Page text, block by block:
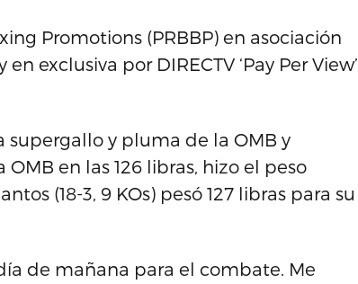
Promotions (PRBBP) en asociación
exclusiva por DIRECTV ‘Pay Per View’
supergallo y pluma de la OMB y
en las 126 libras, hizo el peso
(18-3, 9 KOs) pesó 127 libras para su
de mañana para el combate. Me